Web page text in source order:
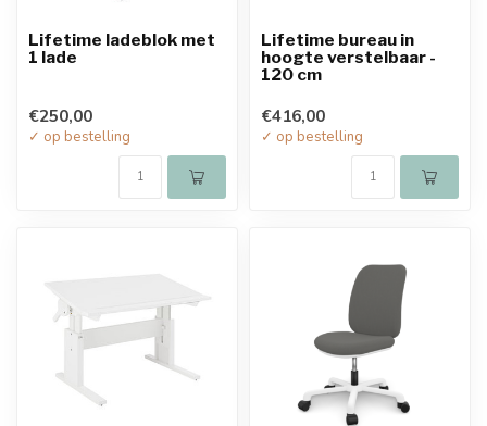
Lifetime ladeblok met
1 lade
€250,00
✓ op bestelling
Lifetime bureau in
hoogte verstelbaar -
120 cm
€416,00
✓ op bestelling